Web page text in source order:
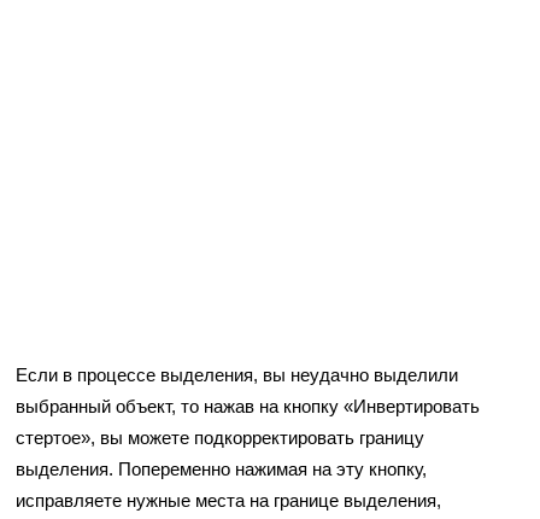
Если в процессе выделения, вы неудачно выделили
выбранный объект, то нажав на кнопку «Инвертировать
стертое», вы можете подкорректировать границу
выделения. Попеременно нажимая на эту кнопку,
исправляете нужные места на границе выделения,